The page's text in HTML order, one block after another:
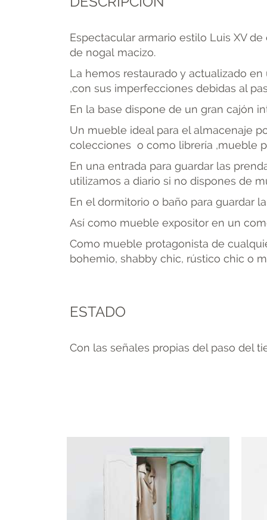
Espectacular armario estilo Luis XV
de nogal macizo.
La hemos restaurado y actualizado
,con sus imperfecciones debidas al
En la base dispone de un gran cajón
Un mueble ideal para el almacenaje
colecciones o como librería ,mueble
En una entrada para guardar las
utilizamos a diario si no dispones de
En el dormitorio o baño para guardar
Así como mueble expositor en un
Como mueble protagonista de
bohemio, shabby chic, rústico chic o
ESTADO
Con las señales propias del paso del